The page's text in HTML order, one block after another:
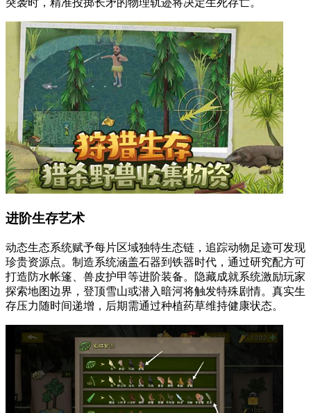
突袭时，精准投掷长矛的物理轨迹将决定生死存亡。
进阶生存艺术
动态生态系统赋予每片区域独特生态链，追踪动物足迹可发现
珍贵资源点。制造系统涵盖石器到铁器时代，通过研究配方可
打造防水帐篷、兽皮护甲等进阶装备。隐藏成就系统激励玩家
探索地图边界，登顶雪山或潜入暗河将触发特殊剧情。真实生
存压力随时间递增，后期需通过种植药草维持健康状态。